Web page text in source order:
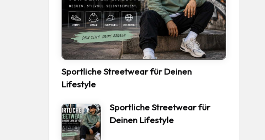
Sportliche Streetwear für Deinen
Lifestyle
Sportliche Streetwear für
Deinen Lifestyle